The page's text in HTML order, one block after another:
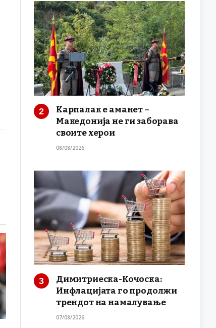
Карпалак е аманет –
Македонија не ги заборава
своите херои
08/08/2026
Димитриеска-Кочоска:
Инфлацијата го продолжи
трендот на намалување
07/08/2026